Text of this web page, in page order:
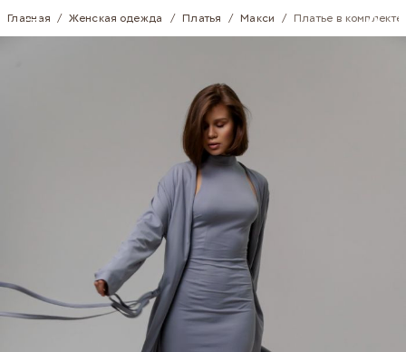
Skip to Content
Главная / Женская одежда / Платья / Макси / Платье в